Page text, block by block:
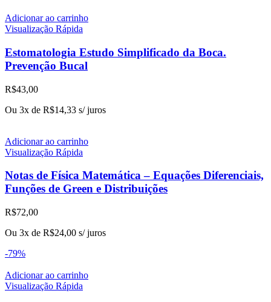
Adicionar ao carrinho
Visualização Rápida
Estomatologia Estudo Simplificado da Boca.
Prevenção Bucal
R$43,00
Ou 3x de R$14,33 s/ juros
Adicionar ao carrinho
Visualização Rápida
Notas de Física Matemática – Equações Diferenciais,
Funções de Green e Distribuições
R$72,00
Ou 3x de R$24,00 s/ juros
-79%
Adicionar ao carrinho
Visualização Rápida